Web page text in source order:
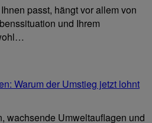
passt, hängt vor allem von
und Ihrem
Warum der Umstieg jetzt lohnt
wachsende Umweltauflagen und